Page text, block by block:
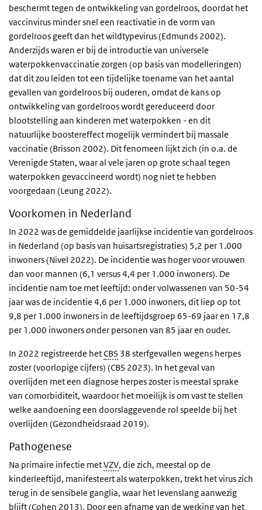
beschermt tegen de ontwikkeling van gordelroos, doordat het
vaccinvirus minder snel een reactivatie in de vorm van
gordelroos geeft dan het wildtypevirus (Edmunds 2002).
Anderzijds waren er bij de introductie van universele
waterpokkenvaccinatie zorgen (op basis van modelleringen)
dat dit zou leiden tot een tijdelijke toename van het aantal
gevallen van gordelroos bij ouderen, omdat de kans op
ontwikkeling van gordelroos wordt gereduceerd door
blootstelling aan kinderen met waterpokken - en dit
natuurlijke boostereffect mogelijk vermindert bij massale
vaccinatie (Brisson 2002). Dit fenomeen lijkt zich (in o.a. de
Verenigde Staten, waar al vele jaren op grote schaal tegen
waterpokken gevaccineerd wordt) nog niet te hebben
voorgedaan (Leung 2022).
Voorkomen in Nederland
In 2022 was de gemiddelde jaarlijkse incidentie van gordelroos
in Nederland (op basis van huisartsregistraties) 5,2 per 1.000
inwoners (Nivel 2022). De incidentie was hoger voor vrouwen
dan voor mannen (6,1 versus 4,4 per 1.000 inwoners). De
incidentie nam toe met leeftijd: onder volwassenen van 50-54
jaar was de incidentie 4,6 per 1.000 inwoners, dit liep op tot
9,8 per 1.000 inwoners in de leeftijdsgroep 65-69 jaar en 17,8
per 1.000 inwoners onder personen van 85 jaar en ouder.
In 2022 registreerde hetCBS 38 sterfgevallen wegens herpes
zoster (voorlopige cijfers) (CBS 2023). In het geval van
overlijden met een diagnose herpes zoster is meestal sprake
van comorbiditeit, waardoor het moeilijk is om vast te stellen
welke aandoening een doorslaggevende rol speelde bij het
overlijden (Gezondheidsraad 2019).
Pathogenese
Na primaire infectie metVZV, die zich, meestal op de
kinderleeftijd, manifesteert als waterpokken, trekt het virus zich
terug in de sensibele ganglia, waar het levenslang aanwezig
blijft (Cohen 2013). Door een afname van de werking van het